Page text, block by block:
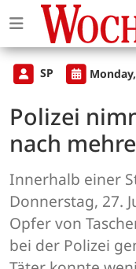
SP
Polizei
nach
Innerhalb einer
Donnerstag, 27.
Opfer von
bei der Polizei